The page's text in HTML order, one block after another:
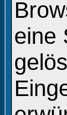
eine